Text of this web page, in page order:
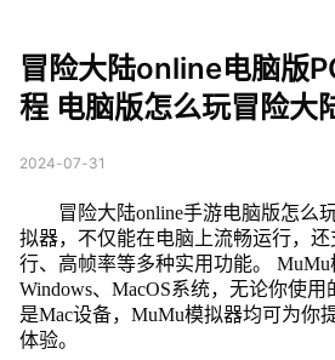
冒险大陆online电脑版
程 电脑版怎么玩冒险大
2024-07-31
冒险大陆online手游电脑版怎么
拟器，不仅能在电脑上流畅运行，
行、高帧率等多种实用功能。
Windows、MacOS系统，无论你使用
是Mac设备，MuMu模拟器均可为你
体验。